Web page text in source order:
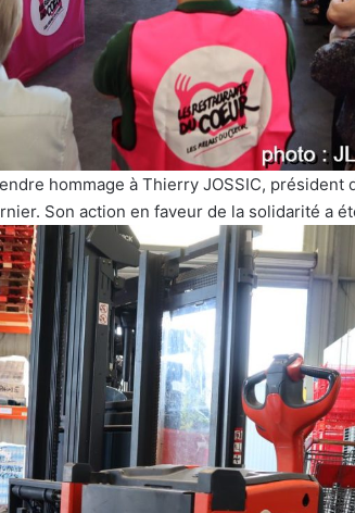
hommage à Thierry JOSSIC,
Son action en faveur de la solidarité a